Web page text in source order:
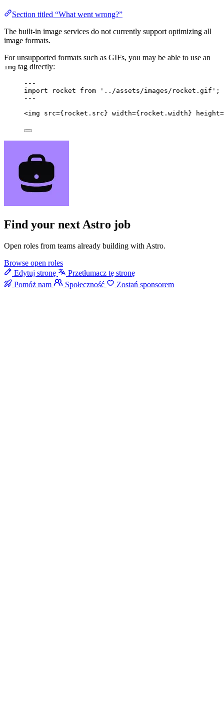
Section titled “What went wrong?”
The built-in image services do not currently support optimizing all
image formats.
For unsupported formats such as GIFs, you may be able to use an
img tag directly:
---
import rocket from ' ../assets/images/rocket.gif ' ;
---
<img src={ rocket . src } width={ rocket . width } height=
Find your next Astro job
Open roles from teams already building with Astro.
Browse open roles
Edytuj stronę
Przetłumacz tę stronę
Pomóż nam
Społeczność Zostań sponsorem